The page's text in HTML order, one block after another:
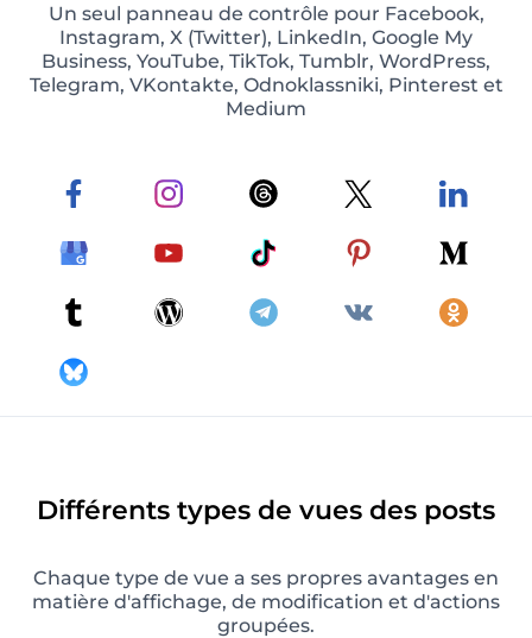
Photos et posts vidéo sur Instagram
Analytique avancée des réseaux sociaux pour
stratégie SMM et créer des rapports prêts à
l'emploi.
Un seul panneau de contrôle pour Facebook,
Instagram, X (Twitter), LinkedIn, Google My
Business, YouTube, TikTok, Tumblr, WordPress,
Telegram, VKontakte, Odnoklassniki, Pinterest et
Medium
Différents types de vues des posts
Chaque type de vue a ses propres avantages en
matière d'affichage, de modification et d'actions
groupées.